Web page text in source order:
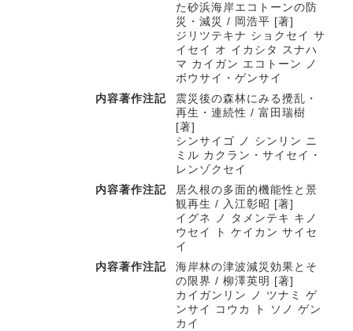
た砂浜海岸エコトーンの防
災・減災 / 岡浩平 [著]
ジリツテキナ ショクセイ サ
イセイ オ イカシタ スナハ
マ カイガン エコトーン ノ
ボウサイ・ゲンサイ
内容著作注記
震災後の森林にみる攪乱・
再生・連続性 / 富田瑞樹
[著]
シンサイゴ ノ シンリン ニ
ミル カクラン・サイセイ・
レンゾクセイ
内容著作注記
居久根の多面的機能性と景
観再生 / 入江彰昭 [著]
イグネ ノ タメンテキ キノ
ウセイ ト ケイカン サイセ
イ
内容著作注記
海岸林の津波減災効果とそ
の限界 / 柳澤英明 [著]
カイガンリン ノ ツナミ ゲ
ンサイ コウカ ト ソノ ゲン
カイ